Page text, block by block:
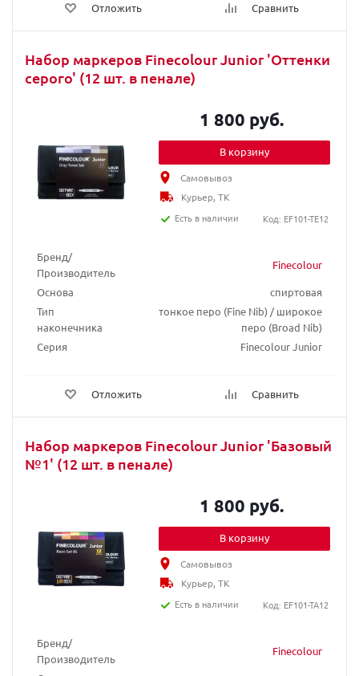
Отложить Сравнить
Набор маркеров Finecolour Junior 'Оттенки
серого' (12 шт. в пенале)
Бренд/
Производитель
Finecolour
Основа
спиртовая
Тип
наконечника
тонкое перо (Fine Nib) / широкое
перо (Broad Nib)
Серия
Finecolour Junior
Отложить Сравнить
1 800 руб.
В корзину
Самовывоз
Курьер, ТК
Есть в наличии
Код: EF101-TE12
Набор маркеров Finecolour Junior 'Базовый
№1' (12 шт. в пенале)
Бренд/
Производитель
Finecolour
1 800 руб.
В корзину
Самовывоз
Курьер, ТК
Есть в наличии
Код: EF101-TA12